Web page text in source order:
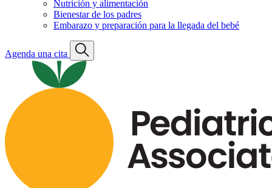
Nutrición y alimentación
Bienestar de los padres
Embarazo y preparación para la llegada del bebé
Agenda una cita